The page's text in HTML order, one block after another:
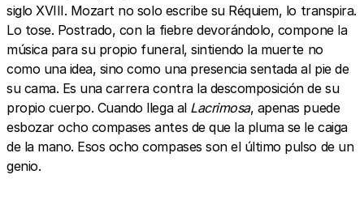
siglo XVIII. Mozart no solo escribe su Réquiem, lo transpira.
Lo tose. Postrado, con la fiebre devorándolo, compone la
música para su propio funeral, sintiendo la muerte no
como una idea, sino como una presencia sentada al pie de
su cama. Es una carrera contra la descomposición de su
propio cuerpo. Cuando llega al Lacrimosa, apenas puede
esbozar ocho compases antes de que la pluma se le caiga
de la mano. Esos ocho compases son el último pulso de un
genio.